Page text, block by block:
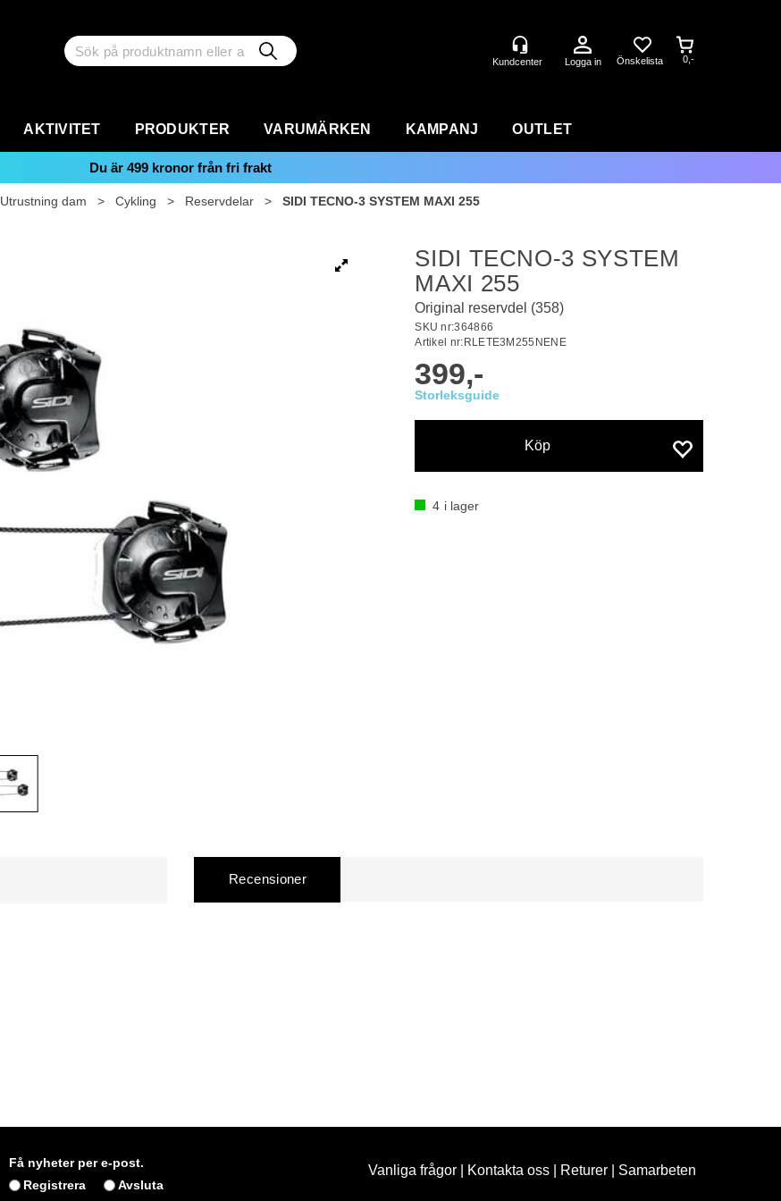
Logga in 0,-
AKTIVITET PRODUKTER VARUMÄRKEN KAMPANJ OUTLET
Du är 499 kronor från fri frakt
Utrustning dam > Cykling > Reservdelar > SIDI TECNO-3 SYSTEM MAXI 255
SIDI TECNO-3 SYSTEM
MAXI 255
Original reservdel (358)
SKU nr:364866
Artikel nr: RLETE3M255NENE
399,-
Köp
4 i lager
Recensioner
Få nyheter per e-post.
Registrera
Avsluta
Vanliga frågor| Kontakta oss| Returer| Samarbeten